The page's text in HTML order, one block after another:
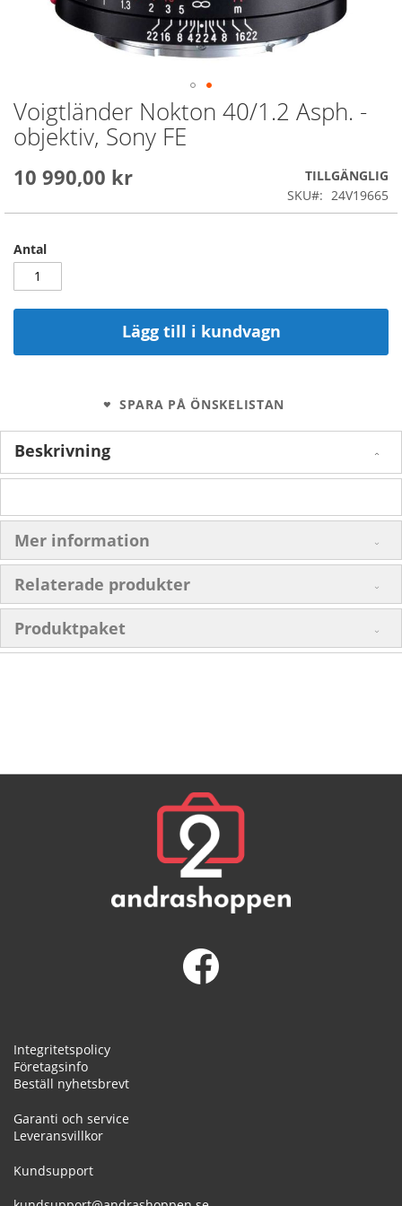
Voigtländer Nokton 40/1.2 Asph. -
objektiv, Sony FE
10 990,00 kr
TILLGÄNGLIG
SKU
24V19665
Antal
Lägg till i kundvagn
SPARA PÅ ÖNSKELISTAN
Skip
to
the
of
images
Beskrivning
Mer information
Relaterade produkter
Produktpaket
Integritetspolicy
Företagsinfo
Beställ nyhetsbrevt
Garanti och service
Leveransvillkor
Kundsupport